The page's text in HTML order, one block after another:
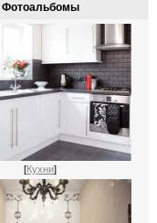
Фотоальбомы
[Кухни]